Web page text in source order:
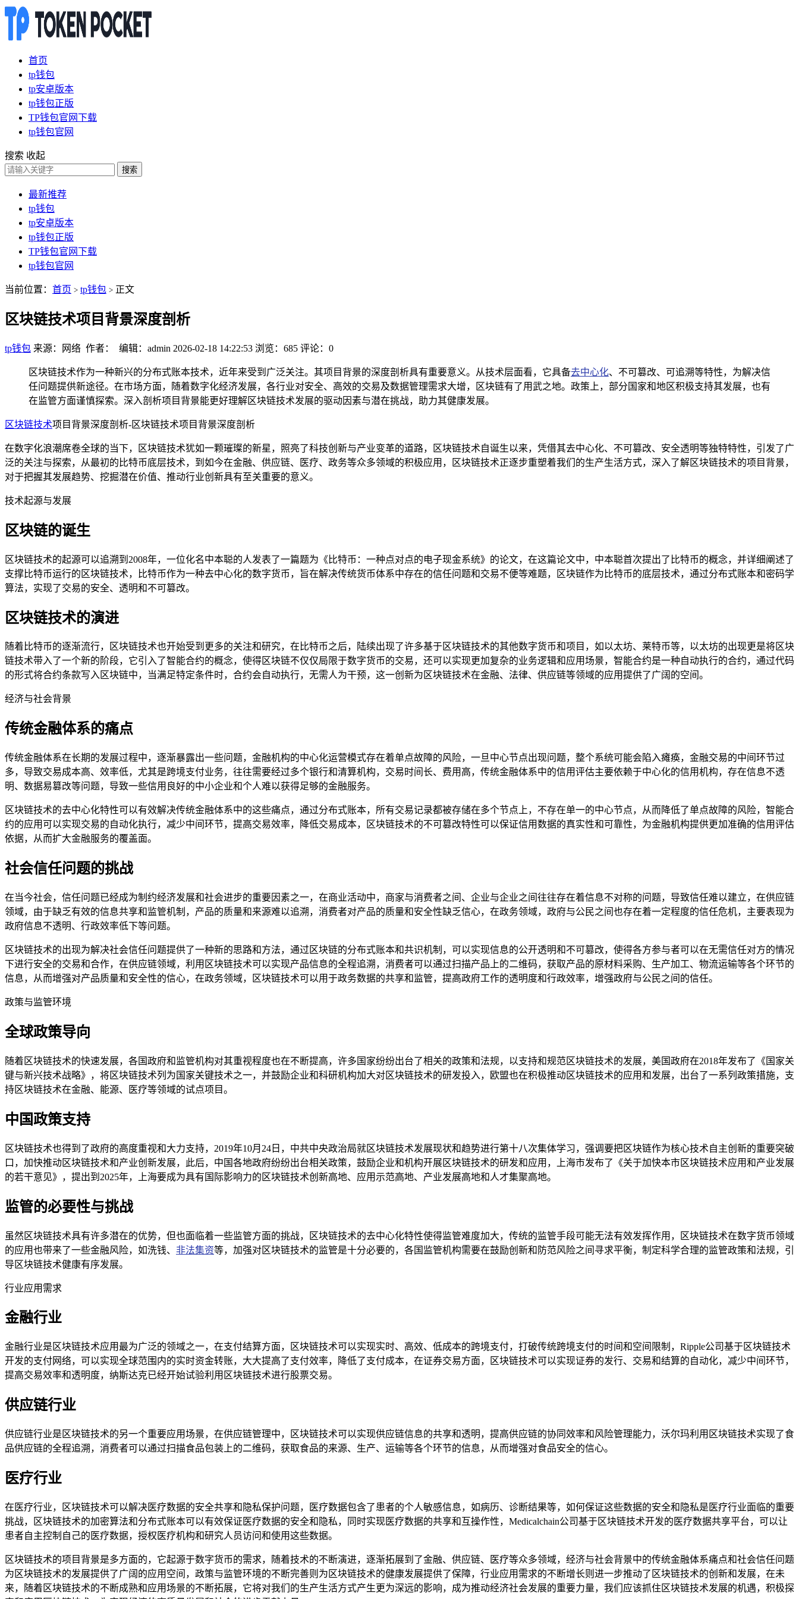
首页
tp钱包
tp安卓版本
tp钱包正版
TP钱包官网下载
tp钱包官网
搜索 收起
搜索
最新推荐
tp钱包
tp安卓版本
tp钱包正版
TP钱包官网下载
tp钱包官网
当前位置： 首页 > tp钱包 > 正文
区块链技术项目背景深度剖析
tp钱包 来源：网络 作者： 编辑：admin 2026-02-18 14:22:53 浏览：685 评论：0
区块链技术作为一种新兴的分布式账本技术，近年来受到广泛关注。其项目背景的深度剖析具有重要意义。从技术层面看，它具备去中心化、不可篡改、可追溯等特性，为解决信
任问题提供新途径。在市场方面，随着数字化经济发展，各行业对安全、高效的交易及数据管理需求大增，区块链有了用武之地。政策上，部分国家和地区积极支持其发展，也有
在监管方面谨慎探索。深入剖析项目背景能更好理解区块链技术发展的驱动因素与潜在挑战，助力其健康发展。
区块链技术项目背景深度剖析-区块链技术项目背景深度剖析
在数字化浪潮席卷全球的当下，区块链技术犹如一颗璀璨的新星，照亮了科技创新与产业变革的道路，区块链技术自诞生以来，凭借其去中心化、不可篡改、安全透明等独特特性，引发了广
泛的关注与探索，从最初的比特币底层技术，到如今在金融、供应链、医疗、政务等众多领域的积极应用，区块链技术正逐步重塑着我们的生产生活方式，深入了解区块链技术的项目背景，
对于把握其发展趋势、挖掘潜在价值、推动行业创新具有至关重要的意义。
技术起源与发展
区块链的诞生
区块链技术的起源可以追溯到2008年，一位化名中本聪的人发表了一篇题为《比特币：一种点对点的电子现金系统》的论文，在这篇论文中，中本聪首次提出了比特币的概念，并详细阐述了
支撑比特币运行的区块链技术，比特币作为一种去中心化的数字货币，旨在解决传统货币体系中存在的信任问题和交易不便等难题，区块链作为比特币的底层技术，通过分布式账本和密码学
算法，实现了交易的安全、透明和不可篡改。
区块链技术的演进
随着比特币的逐渐流行，区块链技术也开始受到更多的关注和研究，在比特币之后，陆续出现了许多基于区块链技术的其他数字货币和项目，如以太坊、莱特币等，以太坊的出现更是将区块
链技术带入了一个新的阶段，它引入了智能合约的概念，使得区块链不仅仅局限于数字货币的交易，还可以实现更加复杂的业务逻辑和应用场景，智能合约是一种自动执行的合约，通过代码
的形式将合约条款写入区块链中，当满足特定条件时，合约会自动执行，无需人为干预，这一创新为区块链技术在金融、法律、供应链等领域的应用提供了广阔的空间。
经济与社会背景
传统金融体系的痛点
传统金融体系在长期的发展过程中，逐渐暴露出一些问题，金融机构的中心化运营模式存在着单点故障的风险，一旦中心节点出现问题，整个系统可能会陷入瘫痪，金融交易的中间环节过
多，导致交易成本高、效率低，尤其是跨境支付业务，往往需要经过多个银行和清算机构，交易时间长、费用高，传统金融体系中的信用评估主要依赖于中心化的信用机构，存在信息不透
明、数据易篡改等问题，导致一些信用良好的中小企业和个人难以获得足够的金融服务。
区块链技术的去中心化特性可以有效解决传统金融体系中的这些痛点，通过分布式账本，所有交易记录都被存储在多个节点上，不存在单一的中心节点，从而降低了单点故障的风险，智能合
约的应用可以实现交易的自动化执行，减少中间环节，提高交易效率，降低交易成本，区块链技术的不可篡改特性可以保证信用数据的真实性和可靠性，为金融机构提供更加准确的信用评估
依据，从而扩大金融服务的覆盖面。
社会信任问题的挑战
在当今社会，信任问题已经成为制约经济发展和社会进步的重要因素之一，在商业活动中，商家与消费者之间、企业与企业之间往往存在着信息不对称的问题，导致信任难以建立，在供应链
领域，由于缺乏有效的信息共享和监管机制，产品的质量和来源难以追溯，消费者对产品的质量和安全性缺乏信心，在政务领域，政府与公民之间也存在着一定程度的信任危机，主要表现为
政府信息不透明、行政效率低下等问题。
区块链技术的出现为解决社会信任问题提供了一种新的思路和方法，通过区块链的分布式账本和共识机制，可以实现信息的公开透明和不可篡改，使得各方参与者可以在无需信任对方的情况
下进行安全的交易和合作，在供应链领域，利用区块链技术可以实现产品信息的全程追溯，消费者可以通过扫描产品上的二维码，获取产品的原材料采购、生产加工、物流运输等各个环节的
信息，从而增强对产品质量和安全性的信心，在政务领域，区块链技术可以用于政务数据的共享和监管，提高政府工作的透明度和行政效率，增强政府与公民之间的信任。
政策与监管环境
全球政策导向
随着区块链技术的快速发展，各国政府和监管机构对其重视程度也在不断提高，许多国家纷纷出台了相关的政策和法规，以支持和规范区块链技术的发展，美国政府在2018年发布了《国家关
键与新兴技术战略》，将区块链技术列为国家关键技术之一，并鼓励企业和科研机构加大对区块链技术的研发投入，欧盟也在积极推动区块链技术的应用和发展，出台了一系列政策措施，支
持区块链技术在金融、能源、医疗等领域的试点项目。
中国政策支持
区块链技术也得到了政府的高度重视和大力支持，2019年10月24日，中共中央政治局就区块链技术发展现状和趋势进行第十八次集体学习，强调要把区块链作为核心技术自主创新的重要突破
口，加快推动区块链技术和产业创新发展，此后，中国各地政府纷纷出台相关政策，鼓励企业和机构开展区块链技术的研发和应用，上海市发布了《关于加快本市区块链技术应用和产业发展
的若干意见》，提出到2025年，上海要成为具有国际影响力的区块链技术创新高地、应用示范高地、产业发展高地和人才集聚高地。
监管的必要性与挑战
虽然区块链技术具有许多潜在的优势，但也面临着一些监管方面的挑战，区块链技术的去中心化特性使得监管难度加大，传统的监管手段可能无法有效发挥作用，区块链技术在数字货币领域
的应用也带来了一些金融风险，如洗钱、 非法集资等，加强对区块链技术的监管是十分必要的，各国监管机构需要在鼓励创新和防范风险之间寻求平衡，制定科学合理的监管政策和法规，引
导区块链技术健康有序发展。
行业应用需求
金融行业
金融行业是区块链技术应用最为广泛的领域之一，在支付结算方面，区块链技术可以实现实时、高效、低成本的跨境支付，打破传统跨境支付的时间和空间限制，Ripple公司基于区块链技术
开发的支付网络，可以实现全球范围内的实时资金转账，大大提高了支付效率，降低了支付成本，在证券交易方面，区块链技术可以实现证券的发行、交易和结算的自动化，减少中间环节，
提高交易效率和透明度，纳斯达克已经开始试验利用区块链技术进行股票交易。
供应链行业
供应链行业是区块链技术的另一个重要应用场景，在供应链管理中，区块链技术可以实现供应链信息的共享和透明，提高供应链的协同效率和风险管理能力，沃尔玛利用区块链技术实现了食
品供应链的全程追溯，消费者可以通过扫描食品包装上的二维码，获取食品的来源、生产、运输等各个环节的信息，从而增强对食品安全的信心。
医疗行业
在医疗行业，区块链技术可以解决医疗数据的安全共享和隐私保护问题，医疗数据包含了患者的个人敏感信息，如病历、诊断结果等，如何保证这些数据的安全和隐私是医疗行业面临的重要
挑战，区块链技术的加密算法和分布式账本可以有效保证医疗数据的安全和隐私，同时实现医疗数据的共享和互操作性，Medicalchain公司基于区块链技术开发的医疗数据共享平台，可以让
患者自主控制自己的医疗数据，授权医疗机构和研究人员访问和使用这些数据。
区块链技术的项目背景是多方面的，它起源于数字货币的需求，随着技术的不断演进，逐渐拓展到了金融、供应链、医疗等众多领域，经济与社会背景中的传统金融体系痛点和社会信任问题
为区块链技术的发展提供了广阔的应用空间，政策与监管环境的不断完善则为区块链技术的健康发展提供了保障，行业应用需求的不断增长则进一步推动了区块链技术的创新和发展，在未
来，随着区块链技术的不断成熟和应用场景的不断拓展，它将对我们的生产生活方式产生更为深远的影响，成为推动经济社会发展的重要力量，我们应该抓住区块链技术发展的机遇，积极探